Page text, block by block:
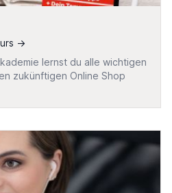
→
lernst du alle wichtigen
zukünftigen Online Shop